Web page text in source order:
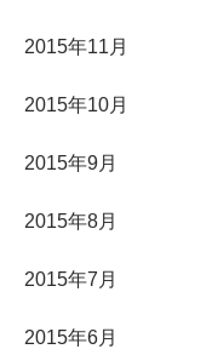
2015年11月
2015年10月
2015年9月
2015年8月
2015年7月
2015年6月